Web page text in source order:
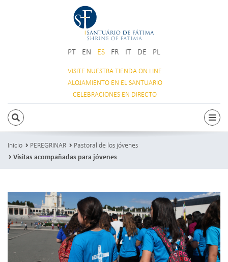
PT EN ES FR IT DE PL
VISITE NUESTRATIENDA ON LINE
ALOJAMIENTO EN EL SANTUARIO
CELEBRACIONES EN DIRECTO
BUSCAR
Inicio PEREGRINAR
Pastoral de los jóvenes
Visitas acompañadas para jóvenes